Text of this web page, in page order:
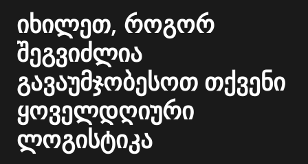
იხილეთ, როგორ
შეგვიძლია
გავაუმჯობესოთ თქვენი
ყოველდღიური
ლოგისტიკა